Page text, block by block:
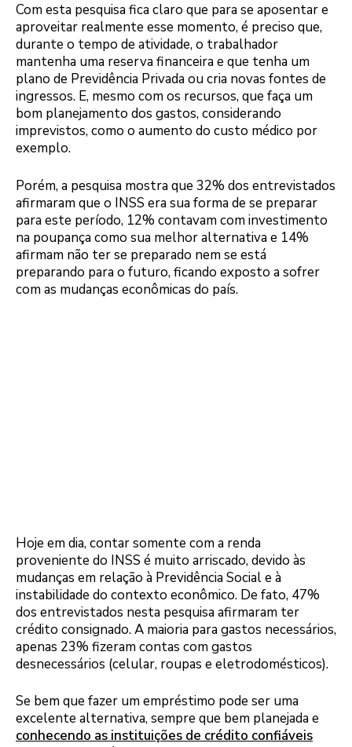
Com esta pesquisa fica claro que para se aposentar e
aproveitar realmente esse momento, é preciso que,
durante o tempo de atividade, o trabalhador
mantenha uma reserva financeira e que tenha um
plano de Previdência Privada ou cria novas fontes de
ingressos. E, mesmo com os recursos, que faça um
bom planejamento dos gastos, considerando
imprevistos, como o aumento do custo médico por
exemplo.
Porém, a pesquisa mostra que 32% dos entrevistados
afirmaram que o INSS era sua forma de se preparar
para este período, 12% contavam com investimento
na poupança como sua melhor alternativa e 14%
afirmam não ter se preparado nem se está
preparando para o futuro, ficando exposto a sofrer
com as mudanças econômicas do país.
Hoje em dia, contar somente com a renda
proveniente do INSS é muito arriscado, devido às
mudanças em relação à Previdência Social e à
instabilidade do contexto econômico. De fato, 47%
dos entrevistados nesta pesquisa afirmaram ter
crédito consignado. A maioria para gastos necessários,
apenas 23% fizeram contas com gastos
desnecessários (celular, roupas e eletrodomésticos).
Se bem que fazer um empréstimo pode ser uma
excelente alternativa, sempre que bem planejada e
conhecendo as instituições de crédito confiáveis